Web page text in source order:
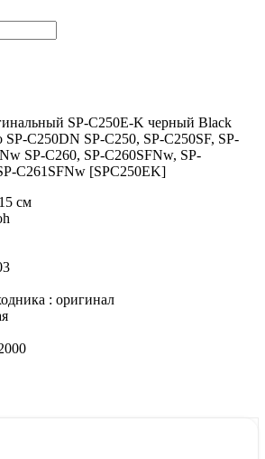
SP-C250E-K черный Black
C250DN SP-C250, SP-C250SF, SP-
SP-C260, SP-C260SFNw, SP-
C261SFNw [SPC250EK]
см
: оригинал